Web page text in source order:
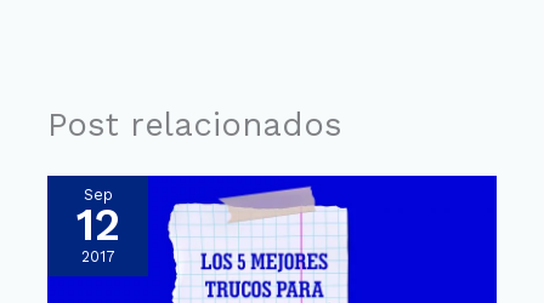
Post relacionados
Sep
12
2017